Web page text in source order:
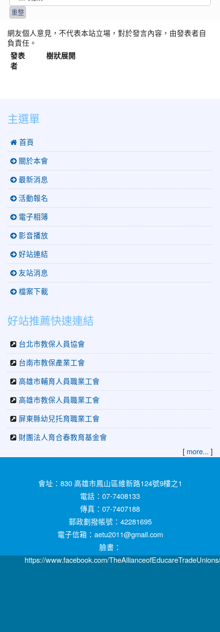
網友個人意見，不代表本站立場，對於發言內容，由發表者自
負責任。
發表
者
樹狀展開
主選單
 首頁
關於本會
最新消息
活動報名
電子相簿
影音播放
好站連結
友站消息
檔案下載
好站推薦快速連結
台北市教保人員協會
台南市教保產業工會
高雄市輔育人員職業工會
高雄市教保人員職業工會
屏東縣幼兒托育職業工會
財團法人育合春教育基金會
[ more... ]
會址：830 高雄市鳳山區維新路124號9樓之1
電話：07-7408133
傳真：07-7407188
郵政劃撥帳號：42281695
電子信箱：aetu2011@gmail.com
臉書：
https://www.facebook.com/TheAllianceofEducareTradeUnions/